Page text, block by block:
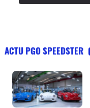
ACTU PGO SPEEDSTER